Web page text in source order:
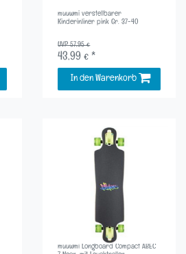
muuwmi verstellbarer
Kinderinliner pink Gr. 37-40
UVP 57,95 €
43,99 € *
In den Warenkorb
muuwmi Longboard Compact ABEC